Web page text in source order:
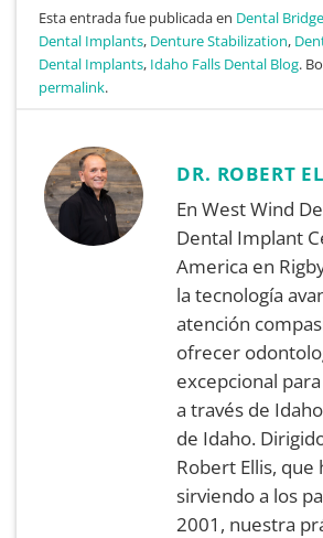
Esta entrada fue publicada en Dental
Dental Implants, Denture Stabilization,
Dental Implants, Idaho Falls Dental Blog.
permalink.
DR. ROBERT
En West Wind
Dental Implant
America en
la tecnología
atención
ofrecer
excepcional
a través de
de Idaho.
Robert Ellis, que
sirviendo a los
2001, nuestra